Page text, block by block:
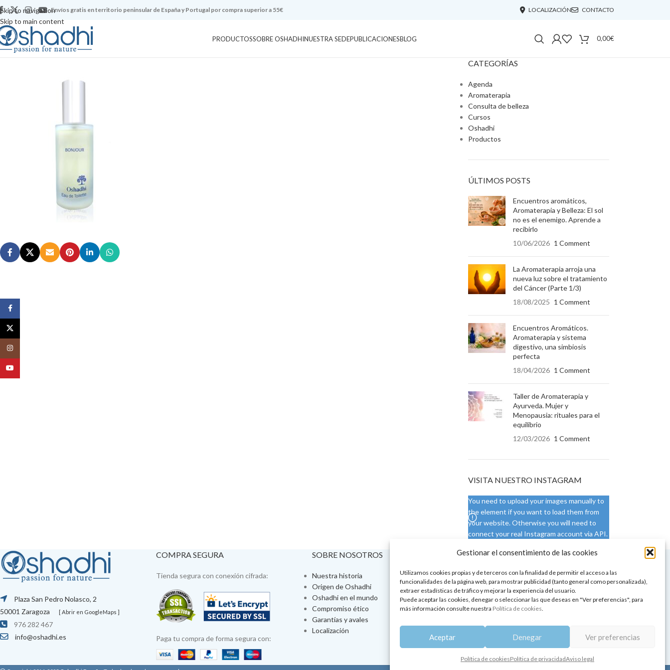
Gestionar el consentimiento de las cookies
Utilizamos cookies propias y de terceros con la finalidad de permitir el acceso a las
funcionalidades de la página web, para mostrar publicidad (tanto general como personalizada),
extraer estadísticas de tráfico y mejorar la experiencia del usuario.
Puede aceptar las cookies, denegar o seleccionar las que deseas en "Ver preferencias", para
más información consulte nuestra Política de cookies.
Aceptar Denegar Ver preferencias
Política de cookiesPolítica de privacidadAviso legal
Skip to navigation
Skip to main content
Envíos gratis en territorio peninsular de España y Portugal por compra superior a 55€ LOCALIZACIÓN CONTACTO
PRODUCTOSSOBRE OSHADHINUESTRA SEDEPUBLICACIONESBLOG 0,00€
CATEGORÍAS
Agenda
Aromaterapia
Consulta de belleza
Cursos
Oshadhi
Productos
ÚLTIMOS POSTS
Encuentros aromáticos,
Aromaterapia y Belleza: El sol
no es el enemigo. Aprende a
recibirlo
10/06/2026 1 Comment
La Aromaterapia arroja una
nueva luz sobre el tratamiento
del Cáncer (Parte 1/3)
18/08/2025 1 Comment
Encuentros Aromáticos.
Aromaterapia y sistema
digestivo, una simbiosis
perfecta
18/04/2026 1 Comment
Taller de Aromaterapia y
Ayurveda. Mujer y
Menopausia: rituales para el
equilibrio
12/03/2026 1 Comment
VISITA NUESTRO INSTAGRAM
You need to upload your images manually to
the element if you want to load them from
your website. Otherwise you will need to
connect your real Instagram account via API.
Plaza San Pedro Nolasco, 2
50001 Zaragoza
[ Abrir en GoogleMaps ]
976 282 467
info@oshadhi.es
COMPRA SEGURA
Tienda segura con conexión cifrada:
Paga tu compra de forma segura con:
SOBRE NOSOTROS
Nuestra historia
Origen de Oshadhi
Oshadhi en el mundo
Compromiso ético
Garantías y avales
Localización
VISÍTA NUESTRA SEDE
Tienda física
Talleres de aromaterapia
Tratamientos de belleza
Ayurveda
Aromaterapia y bienestar
CONDICIONES DE USO
Condiciones generales
Cambios y devoluciones
Formas de pago
Formas de envío